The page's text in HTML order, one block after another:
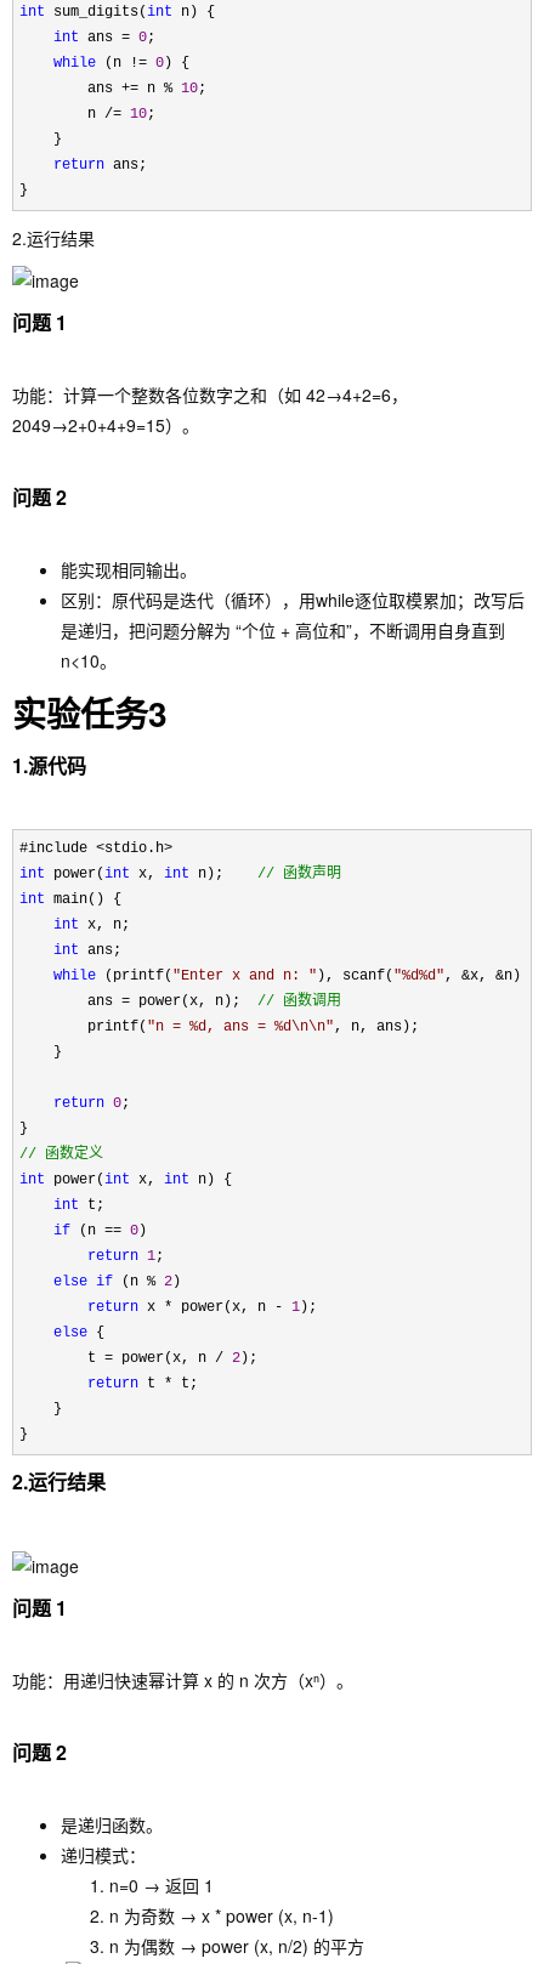
int sum_digits(int n) {
int ans = 0;
while (n != 0 ) {
        ans
+= n % 10;
        n
/= 10;
    }
return ans;
}
2.运行结果
问题 1
功能：计算一个整数各位数字之和（如 42→4+2=6，
2049→2+0+4+9=15）。
问题 2
能实现相同输出。
区别：原代码是迭代（循环），用while逐位取模累加；改写后
是递归，把问题分解为 “个位 + 高位和”，不断调用自身直到
n<10。
实验任务3
1.源代码
int power(int x, int n); // 函数声明
int main() {
int x, n;
int ans;
while (printf( "Enter x and n: " ), scanf( "%d%d", &x, &n)
        ans
= power(x, n); // 函数调用
        printf(
"n = %d, ans = %d\n\n", n, ans);
    }
return 0;
// 函数定义
int power(int x, int n) {
int t;
if (n == 0 )
return 1;
else if (n % 2 )
return x * power(x, n - 1 );
else {
        t
= power(x, n / 2 );
return t * t;
    }
}
2.运行结果
问题 1
功能：用递归快速幂计算 x 的 n 次方（xⁿ）。
问题 2
是递归函数。
递归模式：
n=0 → 返回 1
n 为奇数 → x * power (x, n-1)
n 为偶数 → power (x, n/2) 的平方